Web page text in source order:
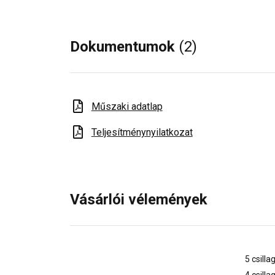
Dokumentumok (2)
Műszaki adatlap
Teljesítménynyilatkozat
Vásárlói vélemények
5 csillag